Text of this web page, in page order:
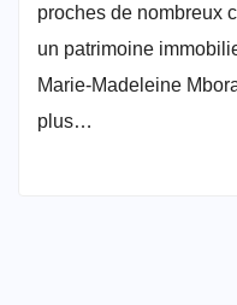
proches de nombreux
un patrimoine
Marie-Madeleine
plus…